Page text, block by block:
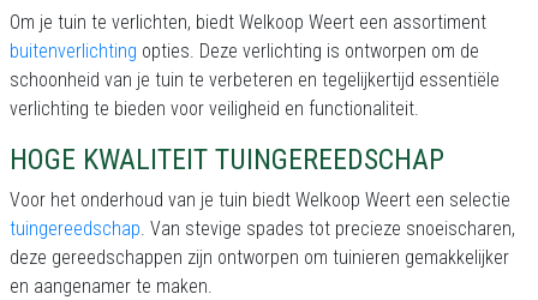
Om je tuin te verlichten, biedt Welkoop Weert een assortiment
buitenverlichting opties. Deze verlichting is ontworpen om de
schoonheid van je tuin te verbeteren en tegelijkertijd essentiële
verlichting te bieden voor veiligheid en functionaliteit.
HOGE KWALITEIT TUINGEREEDSCHAP
Voor het onderhoud van je tuin biedt Welkoop Weert een selectie
tuingereedschap. Van stevige spades tot precieze snoeischaren,
deze gereedschappen zijn ontworpen om tuinieren gemakkelijker
en aangenamer te maken.